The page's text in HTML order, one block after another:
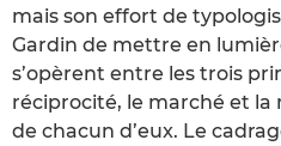
mais son effort de
Gardin de mettre en
s’opèrent entre les trois
réciprocité, le marché et
de chacun d’eux. Le